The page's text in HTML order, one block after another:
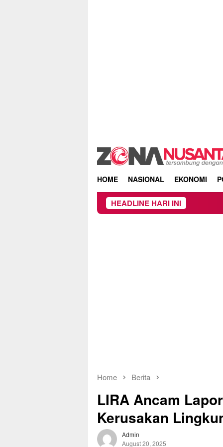
HOME NASIONAL EKONOMI
HEADLINE HARI INI
Home Berita
LIRA Ancam
Kerusakan
Admin
August 20, 2025